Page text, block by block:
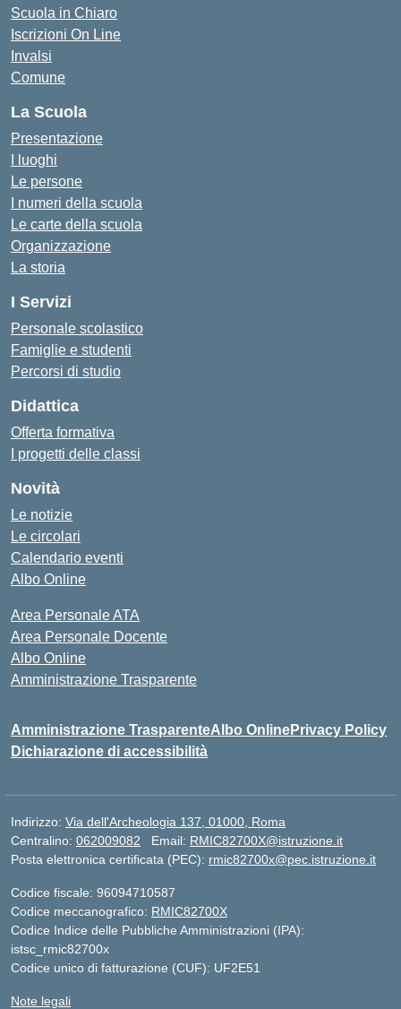
Scuola in Chiaro
Iscrizioni On Line
Invalsi
Comune
La Scuola
Presentazione
I luoghi
Le persone
I numeri della scuola
Le carte della scuola
Organizzazione
La storia
I Servizi
Personale scolastico
Famiglie e studenti
Percorsi di studio
Didattica
Offerta formativa
I progetti delle classi
Novità
Le notizie
Le circolari
Calendario eventi
Albo Online
Area Personale ATA
Area Personale Docente
Albo Online
Amministrazione Trasparente
Amministrazione TrasparenteAlbo OnlinePrivacy Policy
Dichiarazione di accessibilità
Indirizzo: Via dell'Archeologia 137, 01000, Roma
Centralino: 062009082 Email: RMIC82700X@istruzione.it
Posta elettronica certificata (PEC): rmic82700x@pec.istruzione.it
Codice fiscale: 96094710587
Codice meccanografico: RMIC82700X
Codice Indice delle Pubbliche Amministrazioni (IPA):
istsc_rmic82700x
Codice unico di fatturazione (CUF): UF2E51
Note legali